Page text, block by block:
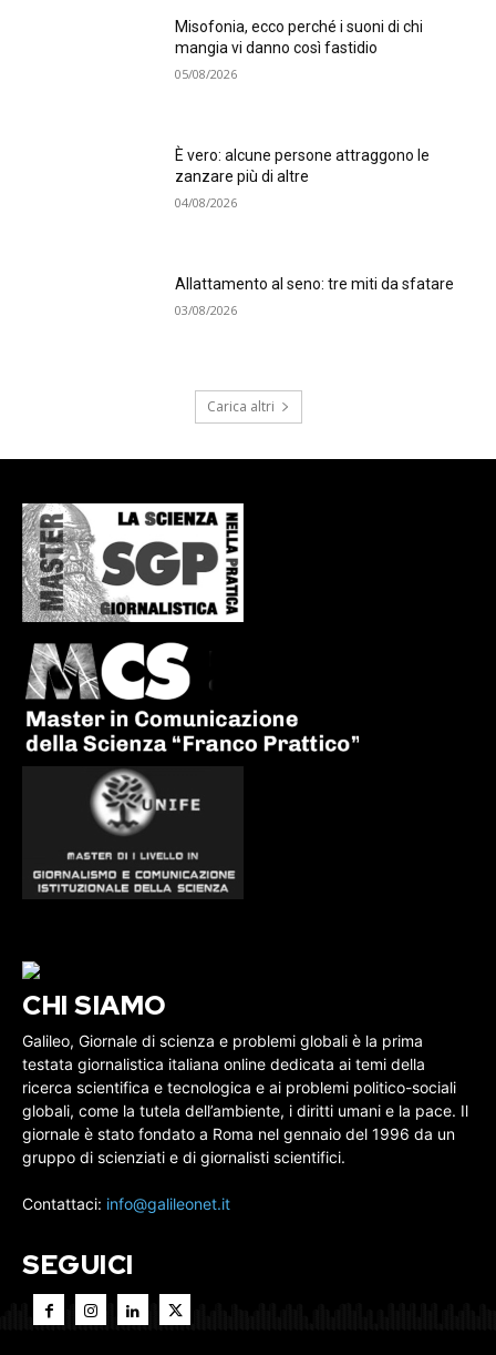
Misofonia, ecco perché i suoni di chi
mangia vi danno così fastidio
05/08/2026
È vero: alcune persone attraggono le
zanzare più di altre
04/08/2026
Allattamento al seno: tre miti da sfatare
03/08/2026
Carica altri
CHI SIAMO
Galileo, Giornale di scienza e problemi globali è la prima
testata giornalistica italiana online dedicata ai temi della
ricerca scientifica e tecnologica e ai problemi politico-sociali
globali, come la tutela dell’ambiente, i diritti umani e la pace. Il
giornale è stato fondato a Roma nel gennaio del 1996 da un
gruppo di scienziati e di giornalisti scientifici.
Contattaci: info@galileonet.it
SEGUICI